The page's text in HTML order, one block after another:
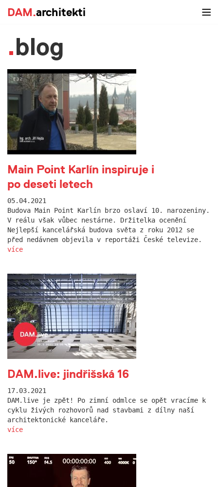
DAM.architekti
blog
Main Point Karlín inspiruje i
po deseti letech
05.04.2021
Budova Main Point Karlín brzo oslaví 10. narozeniny.
V reálu však vůbec nestárne. Držitelka ocenění
Nejlepší kancelářská budova světa z roku 2012 se
před nedávnem objevila v reportáži České televize.
více
DAM.live: jindřišská 16
17.03.2021
DAM.live je zpět! Po zimní odmlce se opět vracíme k
cyklu živých rozhovorů nad stavbami z dílny naší
architektonické kanceláře.
více